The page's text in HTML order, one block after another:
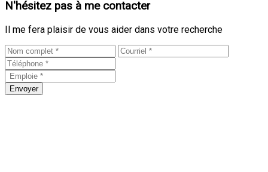
N'hésitez pas à me contacter
Il me fera plaisir de vous aider dans votre recherche
Envoyer